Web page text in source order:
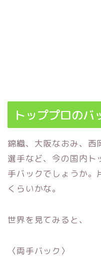
トッププロのバ
錦織、大阪なおみ、西
選手など、 今の国内ト
手バックでしょうか。
くらいかな。
世界を見てみると、
〈両手バック〉